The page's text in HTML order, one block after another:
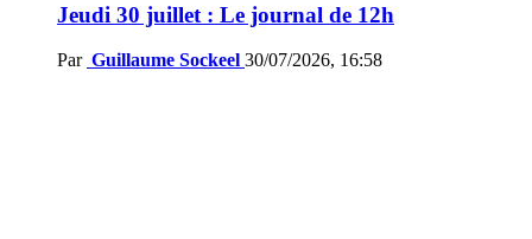
Jeudi 30 juillet : Le journal de 12h
Par Guillaume Sockeel 30/07/2026, 16:58